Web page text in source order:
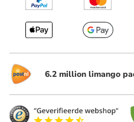
6.2 million limango